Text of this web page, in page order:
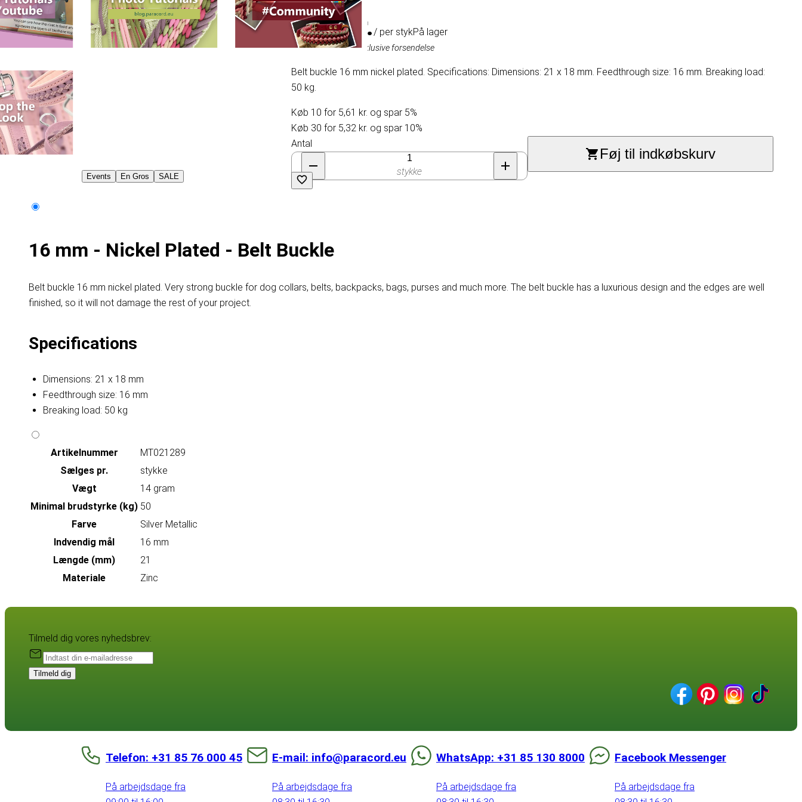
Events En Gros SALE
5,91 kr./ per stykPå lager
Inklusive moms, eksklusive forsendelse
Belt buckle 16 mm nickel plated. Specifications: Dimensions: 21 x 18 mm. Feedthrough size: 16 mm. Breaking load:
50 kg.
Køb 10 for 5,61 kr. og spar 5%
Køb 30 for 5,32 kr. og spar 10%
Antal
stykke
Føj til indkøbskurv
16 mm - Nickel Plated - Belt Buckle
Belt buckle 16 mm nickel plated. Very strong buckle for dog collars, belts, backpacks, bags, purses and much more. The belt buckle has a luxurious design and the edges are well
finished, so it will not damage the rest of your project.
Specifications
Dimensions: 21 x 18 mm
Feedthrough size: 16 mm
Breaking load: 50 kg
Artikelnummer
MT021289
Sælges pr.
stykke
Vægt
14 gram
Minimal brudstyrke (kg) 50
Farve
Silver Metallic
Indvendig mål
16 mm
Længde (mm)
21
Materiale
Zinc
Tilmeld dig vores nyhedsbrev:
Tilmeld dig
Telefon: +31 85 76 000 45
På arbejdsdage fra
E-mail: info@paracord.eu
På arbejdsdage fra
WhatsApp: +31 85 130 8000
På arbejdsdage fra
Facebook Messenger
På arbejdsdage fra